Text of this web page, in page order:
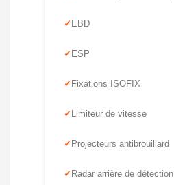
EBD
ESP
Fixations ISOFIX
Limiteur de vitesse
Projecteurs antibrouillard
Radar arrière de